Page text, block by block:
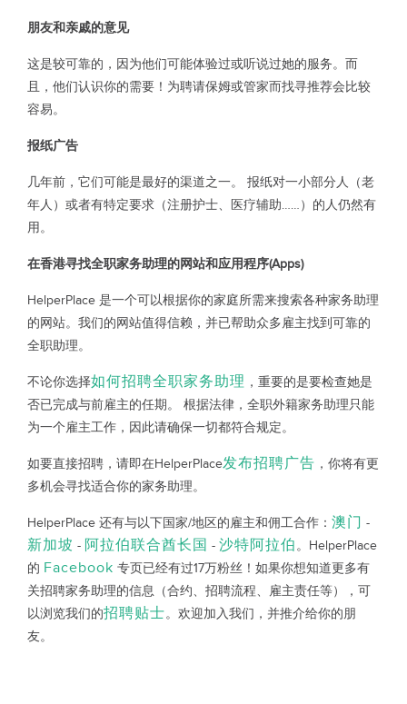
朋友和亲戚的意见
这是较可靠的，因为他们可能体验过或听说过她的服务。而
且，他们认识你的需要！为聘请保姆或管家而找寻推荐会比较
容易。
报纸广告
几年前，它们可能是最好的渠道之一。 报纸对一小部分人（老
年人）或者有特定要求（注册护士、医疗辅助……）的人仍然有
用。
在香港寻找全职家务助理的网站和应用程序(Apps)
HelperPlace 是一个可以根据你的家庭所需来搜索各种家务助理
的网站。我们的网站值得信赖，并已帮助众多雇主找到可靠的
全职助理。
不论你选择如何招聘全职家务助理 ，重要的是要检查她是
否已完成与前雇主的任期。 根据法律，全职外籍家务助理只能
为一个雇主工作，因此请确保一切都符合规定。
如要直接招聘，请即在HelperPlace发布招聘广告 ，你将有更
多机会寻找适合你的家务助理。
HelperPlace 还有与以下国家/地区的雇主和佣工合作： 澳门 -
新加坡 - 阿拉伯联合酋长国 - 沙特阿拉伯。HelperPlace
的 Facebook 专页已经有过17万粉丝！如果你想知道更多有
关招聘家务助理的信息（合约、招聘流程、雇主责任等），可
以浏览我们的招聘贴士。欢迎加入我们，并推介给你的朋
友。